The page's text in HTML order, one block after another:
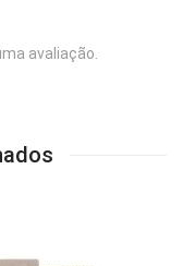
avaliação.